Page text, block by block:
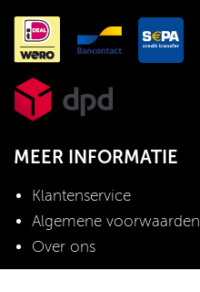
MEER INFORMATIE
Klantenservice
Algemene voorwaarden
Over ons